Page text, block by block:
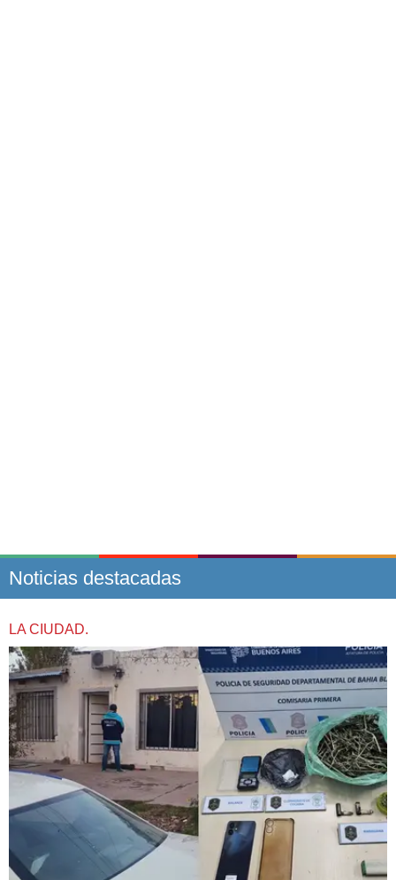
Noticias destacadas
LA CIUDAD.